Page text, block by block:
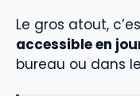
Le gros atout,
accessible en
bureau ou dans